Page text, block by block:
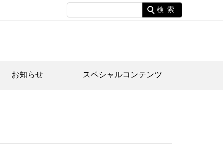
検索
お知らせ スペシャルコンテンツ